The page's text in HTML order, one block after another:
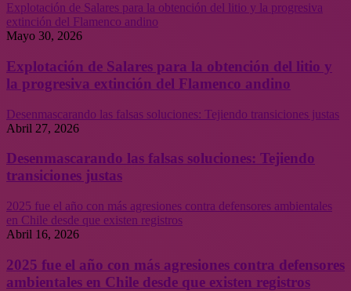
Explotación de Salares para la obtención del litio y la progresiva
extinción del Flamenco andino
Mayo 30, 2026
Explotación de Salares para la obtención del litio y
la progresiva extinción del Flamenco andino
Desenmascarando las falsas soluciones: Tejiendo transiciones justas
Abril 27, 2026
Desenmascarando las falsas soluciones: Tejiendo
transiciones justas
2025 fue el año con más agresiones contra defensores ambientales
en Chile desde que existen registros
Abril 16, 2026
2025 fue el año con más agresiones contra defensores
ambientales en Chile desde que existen registros